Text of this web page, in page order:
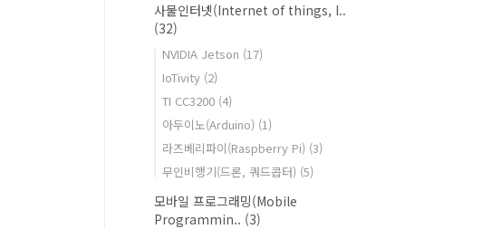
사물인터넷(Internet of things, I..
(32)
NVIDIA Jetson (17)
IoTivity (2)
TI CC3200 (4)
아두이노(Arduino) (1)
라즈베리파이(Raspberry Pi) (3)
무인비행기(드론, 쿼드콥터) (5)
모바일 프로그래밍(Mobile
Programmin.. (3)